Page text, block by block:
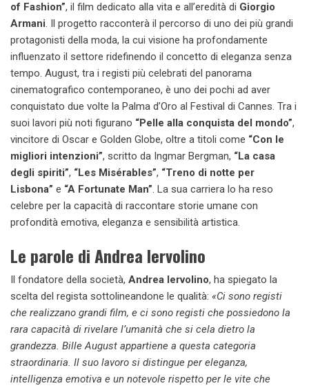
of Fashion”, il film dedicato alla vita e all’eredità di Giorgio
Armani. Il progetto racconterà il percorso di uno dei più grandi
protagonisti della moda, la cui visione ha profondamente
influenzato il settore ridefinendo il concetto di eleganza senza
tempo. August, tra i registi più celebrati del panorama
cinematografico contemporaneo, è uno dei pochi ad aver
conquistato due volte la Palma d’Oro al Festival di Cannes. Tra i
suoi lavori più noti figurano “Pelle alla conquista del mondo”,
vincitore di Oscar e Golden Globe, oltre a titoli come “Con le
migliori intenzioni”, scritto da Ingmar Bergman, “La casa
degli spiriti”, “Les Misérables”, “Treno di notte per
Lisbona” e “A Fortunate Man”. La sua carriera lo ha reso
celebre per la capacità di raccontare storie umane con
profondità emotiva, eleganza e sensibilità artistica.
Le parole di Andrea Iervolino
Il fondatore della società, Andrea Iervolino, ha spiegato la
scelta del regista sottolineandone le qualità: «Ci sono registi
che realizzano grandi film, e ci sono registi che possiedono la
rara capacità di rivelare l’umanità che si cela dietro la
grandezza. Bille August appartiene a questa categoria
straordinaria. Il suo lavoro si distingue per eleganza,
intelligenza emotiva e un notevole rispetto per le vite che